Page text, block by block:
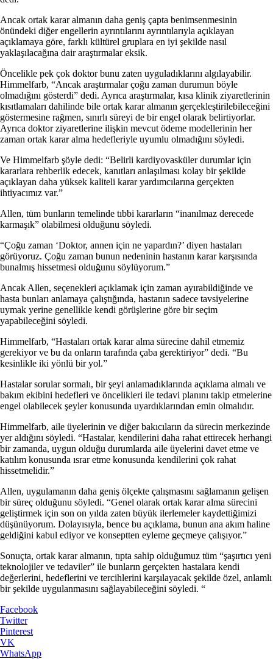
Ancak ortak karar almanın daha geniş çapta benimsenmesinin
önündeki diğer engellerin ayrıntılarını ayrıntılarıyla açıklayan
açıklamaya göre, farklı kültürel gruplara en iyi şekilde nasıl
yaklaşılacağına dair araştırmalar eksik.
Öncelikle pek çok doktor bunu zaten uyguladıklarını algılayabilir.
Himmelfarb, “Ancak araştırmalar çoğu zaman durumun böyle
olmadığını gösterdi” dedi. Ayrıca araştırmalar, kısa klinik ziyaretlerinin
kısıtlamaları dahilinde bile ortak karar almanın gerçekleştirilebileceğini
göstermesine rağmen, sınırlı süreyi de bir engel olarak belirtiyorlar.
Ayrıca doktor ziyaretlerine ilişkin mevcut ödeme modellerinin her
zaman ortak karar alma hedefleriyle uyumlu olmadığını söyledi.
Ve Himmelfarb şöyle dedi: “Belirli kardiyovasküler durumlar için
kararlara rehberlik edecek, kanıtları anlaşılması kolay bir şekilde
açıklayan daha yüksek kaliteli karar yardımcılarına gerçekten
ihtiyacımız var.”
Allen, tüm bunların temelinde tıbbi kararların “inanılmaz derecede
karmaşık” olabilmesi olduğunu söyledi.
“Çoğu zaman ‘Doktor, annen için ne yapardın?’ diyen hastaları
görüyoruz. Çoğu zaman bunun nedeninin hastanın karar karşısında
bunalmış hissetmesi olduğunu söylüyorum.”
Ancak Allen, seçenekleri açıklamak için zaman ayırabildiğinde ve
hasta bunları anlamaya çalıştığında, hastanın sadece tavsiyelerine
uymak yerine genellikle kendi görüşlerine göre bir seçim
yapabileceğini söyledi.
Himmelfarb, “Hastaları ortak karar alma sürecine dahil etmemiz
gerekiyor ve bu da onların tarafında çaba gerektiriyor” dedi. “Bu
kesinlikle iki yönlü bir yol.”
Hastalar sorular sormalı, bir şeyi anlamadıklarında açıklama almalı ve
bakım ekibini hedefleri ve öncelikleri ile tedavi planını takip etmelerine
engel olabilecek şeyler konusunda uyardıklarından emin olmalıdır.
Himmelfarb, aile üyelerinin ve diğer bakıcıların da sürecin merkezinde
yer aldığını söyledi. “Hastalar, kendilerini daha rahat ettirecek herhangi
bir zamanda, uygun olduğu durumlarda aile üyelerini davet etme ve
katılım konusunda ısrar etme konusunda kendilerini çok rahat
hissetmelidir.”
Allen, uygulamanın daha geniş ölçekte çalışmasını sağlamanın gelişen
bir süreç olduğunu söyledi. “Genel olarak ortak karar alma sürecini
geliştirmek için son on yılda zaten büyük ilerlemeler kaydettiğimizi
düşünüyorum. Dolayısıyla, bence bu açıklama, bunun ana akım haline
geldiğini kabul ediyor ve konseptten eyleme geçmeye çalışıyor.”
Sonuçta, ortak karar almanın, tıpta sahip olduğumuz tüm “şaşırtıcı yeni
teknolojiler ve tedaviler” ile bunların gerçekten hastalara kendi
değerlerini, hedeflerini ve tercihlerini karşılayacak şekilde özel, anlamlı
bir şekilde uygulanmasını sağlayabileceğini söyledi. “
Facebook
Twitter
Pinterest
VK
WhatsApp